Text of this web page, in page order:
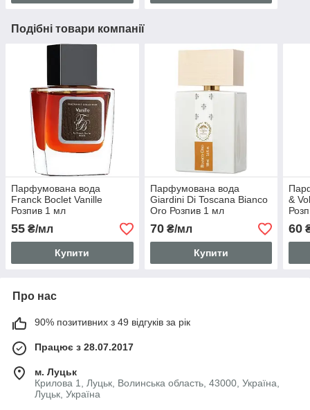
Подібні товари компанії
Парфумована вода
Franck Boclet Vanille
Розпив 1 мл
55 ₴/мл
Купити
Парфумована вода
Giardini Di Toscana Bianco
Oro Розпив 1 мл
70₴/мл
Купити
&
60
Про нас
90% позитивних з 49 відгуків за рік
Працює з 28.07.2017
м. Луцьк
Крилова 1, Луцьк, Волинська область, 43000, Україна,
Луцьк, Україна